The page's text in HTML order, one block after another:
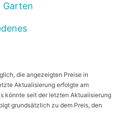
Garten
die angezeigten Preise in
Aktualisierung erfolgte am
könnte seit der letzten Aktualisierung
grundsätzlich zu dem Preis, den